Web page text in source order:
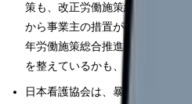
策も、改正労働施策総合推進法に
から事業主の措置が義務づけら
年労働施策総合推進法等の一部
を整えているかも、見極めの材料
日本看護協会は、暴力やハラス